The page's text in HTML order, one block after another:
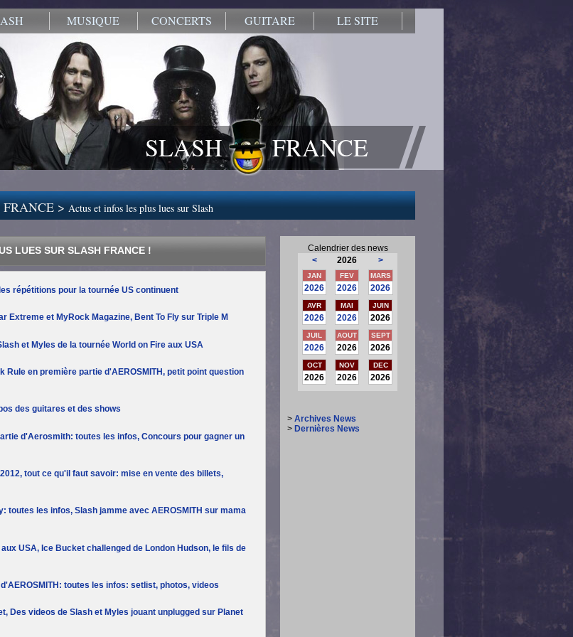
MUSIQUE CONCERTS GUITARE LE SITE
SLASH FRANCE
FRANCE >Actus et infos les plus lues sur Slash
LUES SUR SLASH FRANCE !
répétitions pour la tournée US continuent
Extreme et MyRock Magazine, Bent To Fly sur Triple M
et Myles de la tournée World on Fire aux USA
en première partie d'AEROSMITH, petit point question
des guitares et des shows
d'Aerosmith: toutes les infos, Concours pour gagner un
tout ce qu'il faut savoir: mise en vente des billets,
toutes les infos, Slash jamme avec AEROSMITH sur mama
USA, Ice Bucket challenged de London Hudson, le fils de
toutes les infos: setlist, photos, videos
Des videos de Slash et Myles jouant unplugged sur Planet
Calendrier des news
<
2026 >
JAN
2026
FEV
2026
MARS
2026
AVR
2026
MAI
2026
JUIN
2026
JUIL
2026
AOUT
2026
SEPT
2026
OCT
2026
NOV
2026
DEC
2026
> Archives News
> Dernières News